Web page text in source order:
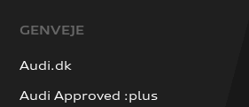
GENVEJE
Audi.dk
Audi Approved :plus